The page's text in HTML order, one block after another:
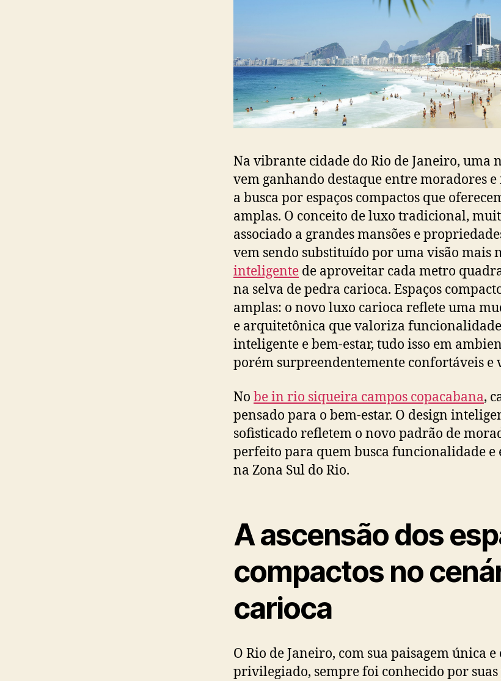
Na vibrante cidade do Rio de Janeiro, uma
vem ganhando destaque entre moradores
a busca por espaços compactos que
amplas. O conceito de luxo tradicional,
associado a grandes mansões e
vem sendo substituído por uma visão mais
inteligente de aproveitar cada metro
na selva de pedra carioca. Espaços
amplas: o novo luxo carioca reflete uma
e arquitetônica que valoriza
inteligente e bem-estar, tudo isso em
porém surpreendentemente confortáveis e
No be in rio siqueira campos copacabana,
pensado para o bem-estar. O design
sofisticado refletem o novo padrão de
perfeito para quem busca funcionalidade e
na Zona Sul do Rio.
A ascensão dos
compactos no
carioca
O Rio de Janeiro, com sua paisagem única
privilegiado, sempre foi conhecido por